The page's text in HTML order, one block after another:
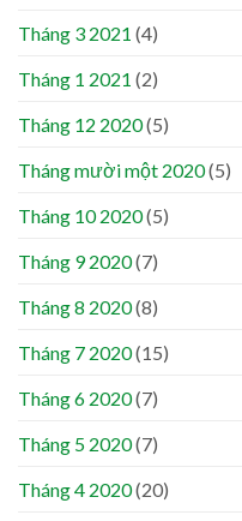
Tháng 3 2021 (4)
Tháng 1 2021 (2)
Tháng 12 2020(5)
Tháng mười một 2020(5)
Tháng 10 2020(5)
Tháng 9 2020(7)
Tháng 8 2020(8)
Tháng 7 2020(15)
Tháng 6 2020(7)
Tháng 5 2020(7)
Tháng 4 2020(20)